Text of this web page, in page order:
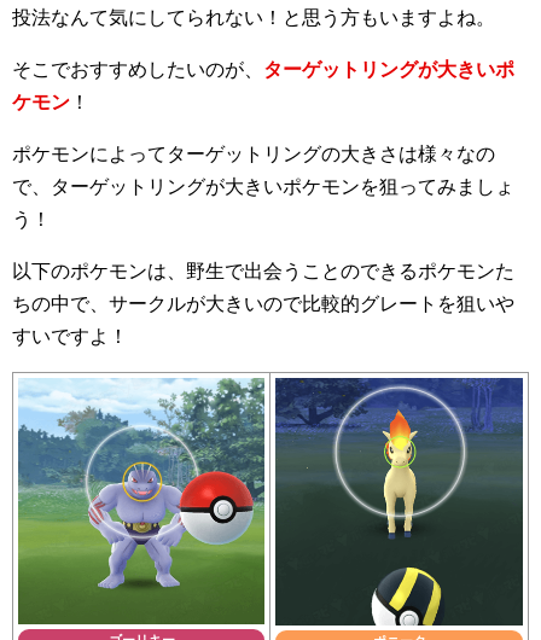
投法なんて気にしてられない！と思う方もいますよね。
そこでおすすめしたいのが、 ターゲットリングが大きいポ
ケモン ！
ポケモンによってターゲットリングの大きさは様々なの
で、ターゲットリングが大きいポケモンを狙ってみましょ
う！
以下のポケモンは、野生で出会うことのできるポケモンた
ちの中で、サークルが大きいので比較的グレートを狙いや
すいですよ！